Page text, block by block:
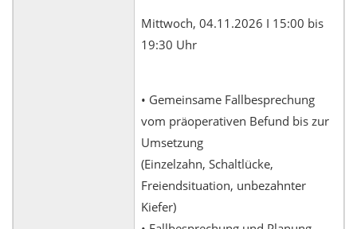
Mittwoch, 04.11.2026 I 15:00 bis
19:30 Uhr
• Gemeinsame Fallbesprechung
vom präoperativen Befund bis zur
Umsetzung
(Einzelzahn, Schaltlücke,
Freiendsituation, unbezahnter
Kiefer)